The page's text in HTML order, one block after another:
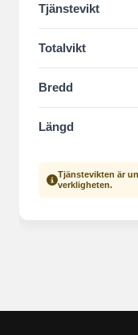
Tjänstevikt
Totalvikt
Bredd
Längd
Tjänstevikten är
verkligheten.